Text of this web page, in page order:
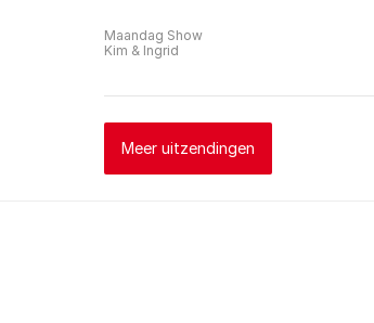
Maandag Show
Kim & Ingrid
Meer uitzendingen